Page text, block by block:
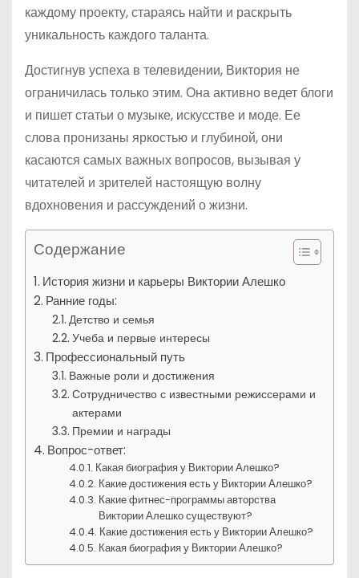
каждому проекту, стараясь найти и раскрыть
уникальность каждого таланта.
Достигнув успеха в телевидении, Виктория не
ограничилась только этим. Она активно ведет блоги
и пишет статьи о музыке, искусстве и моде. Ее
слова пронизаны яркостью и глубиной, они
касаются самых важных вопросов, вызывая у
читателей и зрителей настоящую волну
вдохновения и рассуждений о жизни.
Содержание
История жизни и карьеры Виктории Алешко
Ранние годы:
Детство и семья
Учеба и первые интересы
Профессиональный путь
Важные роли и достижения
Сотрудничество с известными режиссерами и
актерами
Премии и награды
Вопрос-ответ:
Какая биография у Виктории Алешко?
Какие достижения есть у Виктории Алешко?
Какие фитнес-программы авторства
Виктории Алешко существуют?
Какие достижения есть у Виктории Алешко?
Какая биография у Виктории Алешко?